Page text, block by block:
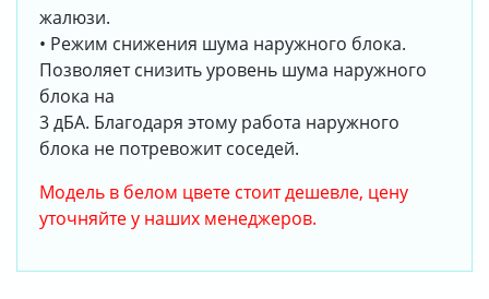
жалюзи.
• Режим снижения шума наружного блока.
Позволяет снизить уровень шума наружного
блока на
3 дБА. Благодаря этому работа наружного
блока не потревожит соседей.
Модель в белом цвете стоит дешевле, цену
уточняйте у наших менеджеров.